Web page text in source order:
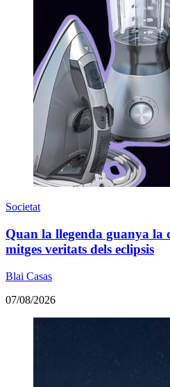
Societat
Quan la llegenda guanya la
mitges veritats dels eclipsis
Blai Casas
07/08/2026